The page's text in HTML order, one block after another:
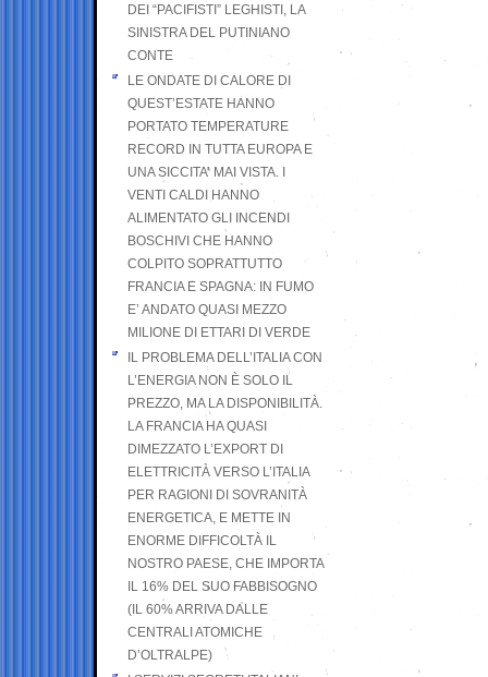
DEI “PACIFISTI” LEGHISTI, LA
SINISTRA DEL PUTINIANO
CONTE
LE ONDATE DI CALORE DI
QUEST’ESTATE HANNO
PORTATO TEMPERATURE
RECORD IN TUTTA EUROPA E
UNA SICCITA’ MAI VISTA. I
VENTI CALDI HANNO
ALIMENTATO GLI INCENDI
BOSCHIVI CHE HANNO
COLPITO SOPRATTUTTO
FRANCIA E SPAGNA: IN FUMO
E’ ANDATO QUASI MEZZO
MILIONE DI ETTARI DI VERDE
IL PROBLEMA DELL’ITALIA CON
L’ENERGIA NON È SOLO IL
PREZZO, MA LA DISPONIBILITÀ.
LA FRANCIA HA QUASI
DIMEZZATO L’EXPORT DI
ELETTRICITÀ VERSO L’ITALIA
PER RAGIONI DI SOVRANITÀ
ENERGETICA, E METTE IN
ENORME DIFFICOLTÀ IL
NOSTRO PAESE, CHE IMPORTA
IL 16% DEL SUO FABBISOGNO
(IL 60% ARRIVA DALLE
CENTRALI ATOMICHE
D’OLTRALPE)